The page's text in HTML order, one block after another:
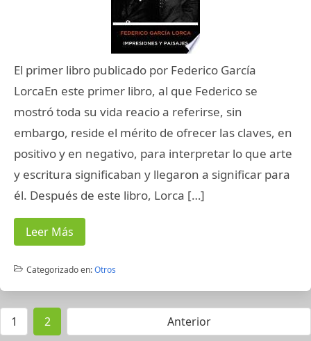
El primer libro publicado por Federico García
LorcaEn este primer libro, al que Federico se
mostró toda su vida reacio a referirse, sin
embargo, reside el mérito de ofrecer las claves, en
positivo y en negativo, para interpretar lo que arte
y escritura significaban y llegaron a significar para
él. Después de este libro, Lorca […]
Leer Más
Categorizado en:Otros
1 2 Anterior